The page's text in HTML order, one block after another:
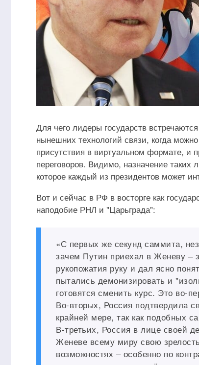
Для чего лидеры государств
нынешних технологий связи, когда
присутствия в виртуальном формате, и
переговоров. Видимо, назначение таких
которое каждый из президентов может
Вот и сейчас в РФ в восторге как
наподобие РНЛ и "Царьграда":
«С первых же секунд саммита,
зачем Путин приехал в Женеву ‒
рукопожатия руку и дал ясно
пытались демонизировать и
готовятся сменить курс. Это во-
Во-вторых, Россия подтвердила
крайней мере, так как подобных
В-третьих, Россия в лице своей
Женеве всему миру свою
возможностях – особенно по